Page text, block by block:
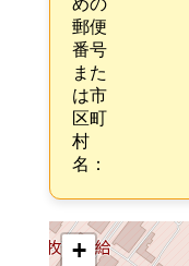
めの
郵便
番号
また
は市
区町
村
名：
+